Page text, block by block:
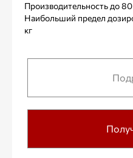
Производительность до
Наибольший предел
кг